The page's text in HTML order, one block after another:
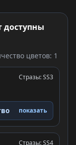
доступны
цветов: 1
Стразы: SS3
показать
Стразы: SS4